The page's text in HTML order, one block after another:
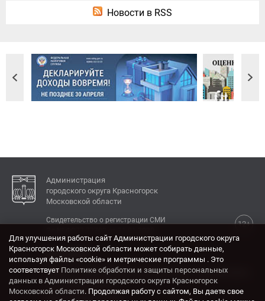
Новости в RSS
Администрация
городского округа Красногорск
Московской области
12+
Свидетельство о регистрации СМИ
КОНТАКТЫ
Адрес: 143404, Московская область, г. Красногорск,
ул. Ленина, дом 4.
Электронная почта:
Для улучшения работы сайт Администрации городского округа
Красногорск Московской области может собирать данные,
используя файлы «cookie» и метрические программы . Это
соответствует Политике обработки и защиты персональных
данных в Администрации городского округа Красногорск
Московской области. Продолжая работу с сайтом, Вы даете свое